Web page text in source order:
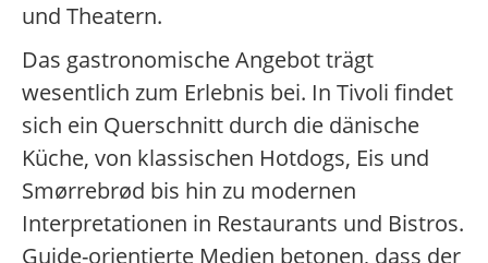
und Theatern.
Das gastronomische Angebot trägt
wesentlich zum Erlebnis bei. In Tivoli findet
sich ein Querschnitt durch die dänische
Küche, von klassischen Hotdogs, Eis und
Smørrebrød bis hin zu modernen
Interpretationen in Restaurants und Bistros.
Guide-orientierte Medien betonen, dass der